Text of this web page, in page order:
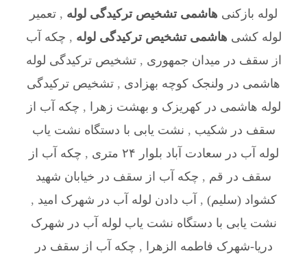
لوله بازکنی هاشمی تشخیص ترکیدگی لوله , تعمیر
لوله کشی هاشمی تشخیص ترکیدگی لوله , چکه آب
از سقف در میدان جمهوری ,تشخیص ترکیدگی لوله
هاشمی در ولنجک کوچه بهزادی , تشخیص ترکیدگی
لوله هاشمی در کهریزک و بهشت زهرا
, چکه آب از
سقف در شکیب , نشت یابی با دستگاه نشت یاب
لوله آب در سعادت آباد بلوار ۲۴ متری
, چکه آب از
سقف در قم , چکه آب از سقف در خیابان شهید
کشواد (سلیم) , آب دادن لوله آب در شهرک امید ,
نشت یابی با دستگاه نشت یاب لوله آب در شهرک
دریا-شهرک فاطمه الزهرا
, چکه آب از سقف در